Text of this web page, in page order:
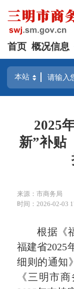
首页 概况信息
2025
新”补贴
来源：市商务局
时间：2026-02-03
根据《
福建省2025
细则的通知
《三明市